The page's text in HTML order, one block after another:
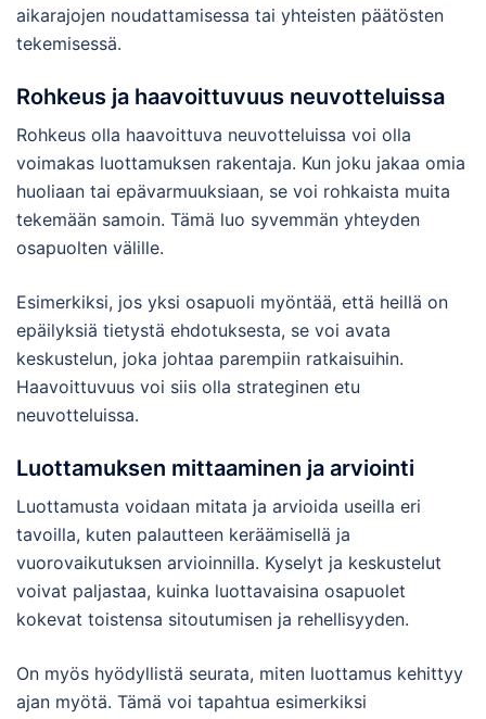
aikarajojen noudattamisessa tai yhteisten päätösten
tekemisessä.
Rohkeus ja haavoittuvuus neuvotteluissa
Rohkeus olla haavoittuva neuvotteluissa voi olla
voimakas luottamuksen rakentaja. Kun joku jakaa omia
huoliaan tai epävarmuuksiaan, se voi rohkaista muita
tekemään samoin. Tämä luo syvemmän yhteyden
osapuolten välille.
Esimerkiksi, jos yksi osapuoli myöntää, että heillä on
epäilyksiä tietystä ehdotuksesta, se voi avata
keskustelun, joka johtaa parempiin ratkaisuihin.
Haavoittuvuus voi siis olla strateginen etu
neuvotteluissa.
Luottamuksen mittaaminen ja arviointi
Luottamusta voidaan mitata ja arvioida useilla eri
tavoilla, kuten palautteen keräämisellä ja
vuorovaikutuksen arvioinnilla. Kyselyt ja keskustelut
voivat paljastaa, kuinka luottavaisina osapuolet
kokevat toistensa sitoutumisen ja rehellisyyden.
On myös hyödyllistä seurata, miten luottamus kehittyy
ajan myötä. Tämä voi tapahtua esimerkiksi